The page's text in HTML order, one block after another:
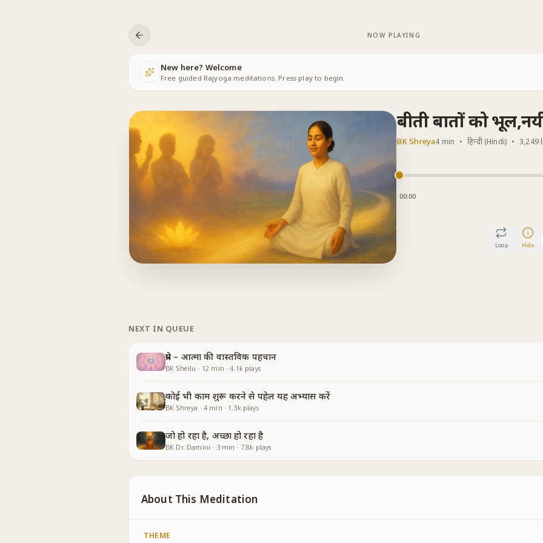
NOW PLAYING
New here? Welcome
Free guided Rajyoga meditations. Press play to begin.
बीती बातों को
BK Shreya4 min • हिन्दी (Hindi) • 3,249
00:00
Loop Hide
NEXT IN QUEUE
प्रेम – आत्मा की वास्तविक पहचान
BK Sheilu · 12 min ·4.1kplays
कोई भी काम शुरू करने से पहेल यह अभ्यास करें
BK Shreya · 4 min · 1.3kplays
जो हो रहा है, अच्छा हो रहा है
BK Dr. Damini · 3min · 7.8k plays
About This Meditation
THEME